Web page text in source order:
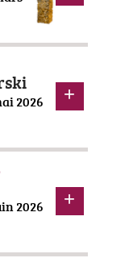
2026
2026